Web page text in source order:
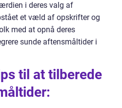
i deres valg af
et væld af opskrifter og
med at opnå deres
sunde aftensmåltider i
til at tilberede